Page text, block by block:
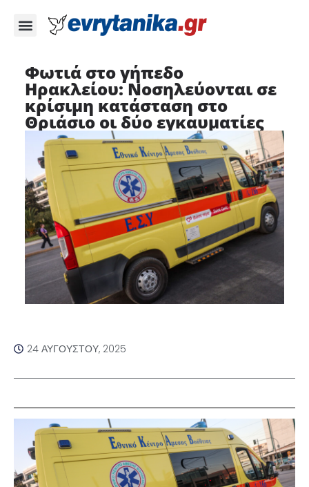
Φωτιά στο γήπεδο
Ηρακλείου: Νοσηλεύονται σε
κρίσιμη κατάσταση στο
Θριάσιο οι δύο εγκαυματίες
24 ΑΥΓΟΎΣΤΟΥ, 2025